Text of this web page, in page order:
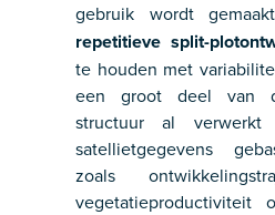
gebruik wordt
repetitieve split-
te houden met
een groot deel van
structuur al
satellietgegevens
zoals
vegetatieproductiviteit